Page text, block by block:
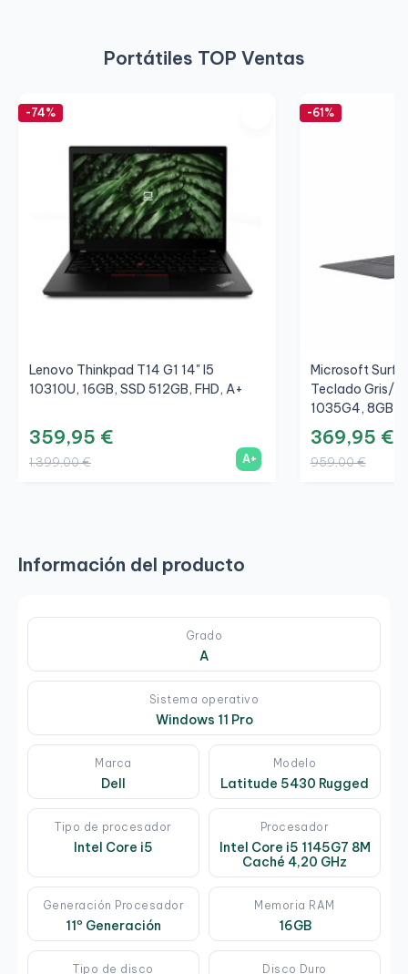
Portátiles TOP Ventas
-74%
Lenovo Thinkpad T14 G1 14" I5
10310U, 16GB, SSD 512GB, FHD, A+
359,95 €
1.399,00 € A+
-61%
Microsoft
Teclado Gris/
1035G4, 8GB,
369,95 €
959,00 €
Información del producto
Grado
A
Sistema operativo
Windows 11 Pro
Marca
Dell
Modelo
Latitude 5430 Rugged
Tipo de procesador
Intel Core i5
Procesador
Intel Core i5 1145G7 8M
Caché 4,20 GHz
Generación Procesador
11º Generación
Memoria RAM
16GB
Tipo de disco Disco Duro